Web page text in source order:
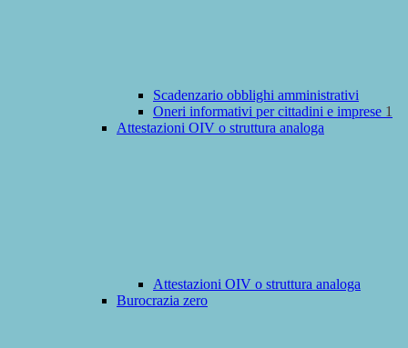
Scadenzario obblighi amministrativi
Oneri informativi per cittadini e imprese 1
Attestazioni OIV o struttura analoga
Attestazioni OIV o struttura analoga
Burocrazia zero